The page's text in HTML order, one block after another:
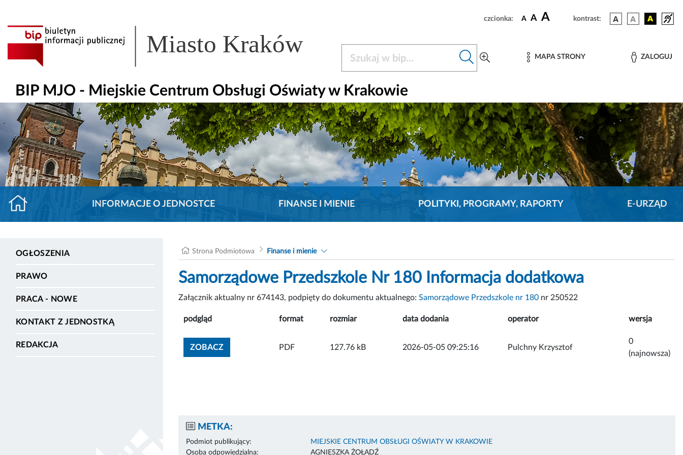
czcionka: A A A kontrast:
Miasto Kraków MAPA STRONY ZALOGUJ
BIP MJO - Miejskie Centrum Obsługi Oświaty w Krakowie
INFORMACJE O JEDNOSTCE FINANSE I MIENIE POLITYKI, PROGRAMY, RAPORTY E-URZĄD
OGŁOSZENIA
PRAWO
PRACA - NOWE
KONTAKT Z JEDNOSTKĄ
REDAKCJA
Strona Podmiotowa Finanse i mienie
Samorządowe Przedszkole Nr 180 Informacja dodatkowa
Załącznik aktualny nr 674143, podpięty do dokumentu aktualnego: Samorządowe Przedszkole nr 180 nr 250522
podgląd format rozmiar data dodania operator wersja
ZOBACZZOBACZ ZAŁĄCZNIK
PDF 127.76 kB 2026-05-05 09:25:16 Pulchny Krzysztof
0
(najnowsza)
METKA:
Podmiot publikujący:
MIEJSKIE CENTRUM OBSŁUGI OŚWIATY W KRAKOWIE
Osoba odpowiedzialna:
AGNIESZKA ŻOŁĄDŹ